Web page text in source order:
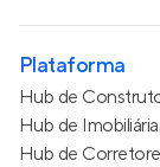
Plataforma
Hub de
Hub de
Hub de